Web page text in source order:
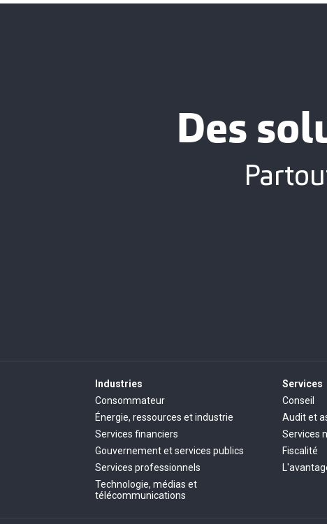
Des
Industries
Consommateur
Énergie, ressources et industrie
Services financiers
Gouvernement et services publics
Services professionnels
Technologie, médias et
télécommunications
Services
Conseil
Audit et
Services
Fiscalité